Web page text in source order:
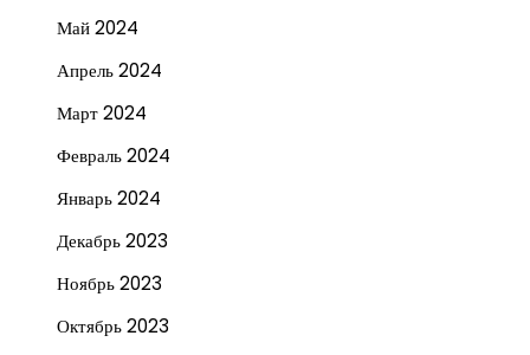
Май 2024
Апрель 2024
Март 2024
Февраль 2024
Январь 2024
Декабрь 2023
Ноябрь 2023
Октябрь 2023